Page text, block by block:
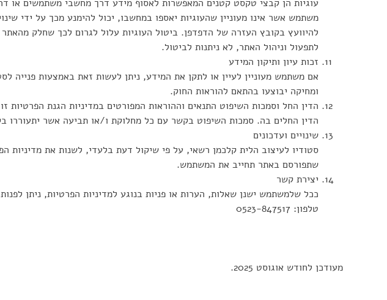
עוגיות הן קבצי טקסט קטנים המאפשרות לאסוף מידע דרך מחשבי משתמשים או
משתמש אשר אינו מעוניין שהעוגיות יאספו במחשבו, יכול להימנע מכך על ידי
להיוועץ בקובץ העזרה של הדפדפן. ביטול העוגיות עלול לגרום לכך שחלק מהאתר
לתפעול וניהול האתר, לא ניתנות לביטול.
זכות עיון ותיקון המידע
אם משתמש מעוניין לעיין או לתקן את המידע, ניתן לעשות זאת באמצעות פנייה
ומחיקה יבוצעו בהתאם להוראות החוק.
הדין החל וסמכות השיפוט התנאים וההוראות המפורטים במדיניות הגנת הפרטיות
הדין החלים בה. סמכות השיפוט בקשר עם כל מחלוקת ו/או תביעה אשר יתעוררו
שינויים ועדכונים
סטודיו לעיצוב הלית קלכמן רשאי, על פי שיקול דעת בלעדי, לשנות את
שתפורסם באתר תחייב את המשתמש.
יצירת קשר
ככל שלמשתמש ישנן שאלות, הערות או פניות בנוגע למדיניות הפרטיות, ניתן
טלפון: 0523-847517
מעודכן לחודש אוגוסט 2025.